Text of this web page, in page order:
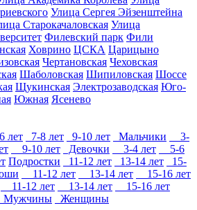
Улица Сергея Эйзенштейна
Старокачаловская Улица
Филевский парк Фили
Ховрино ЦСКА Царицыно
Чертановская Чеховская
Шаболовская Шипиловская Шоссе
Щукинская Электрозаводская Юго-
Южная Ясенево
лет 7-8 лет 9-10 лет Мальчики
3-
9-10 лет Девочки 3-4 лет
5-6
Подростки 11-12 лет 13-14 лет
15-
11-12 лет 13-14 лет
15-16 лет
11-12 лет 13-14 лет
15-16 лет
Мужчины
Женщины